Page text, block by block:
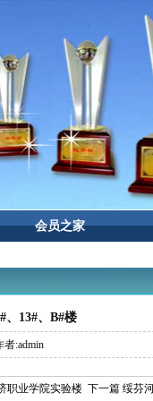
会员之家
、13#、B#楼
:admin
职业学院实验楼 下一篇 绥芬